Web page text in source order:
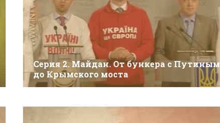
Серия 2. Майдан. От бункера с Путиным
до Крымского моста